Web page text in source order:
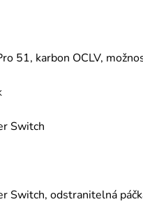
51, karbon OCLV,
Switch
Switch, odstranitelná